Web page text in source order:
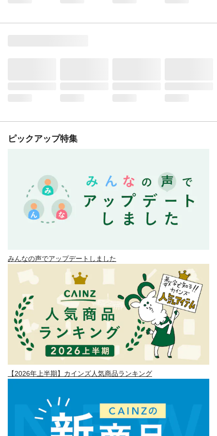
ピックアップ特集
みんなの声でアップデートしました
【2026年上半期】カインズ人気商品ランキング